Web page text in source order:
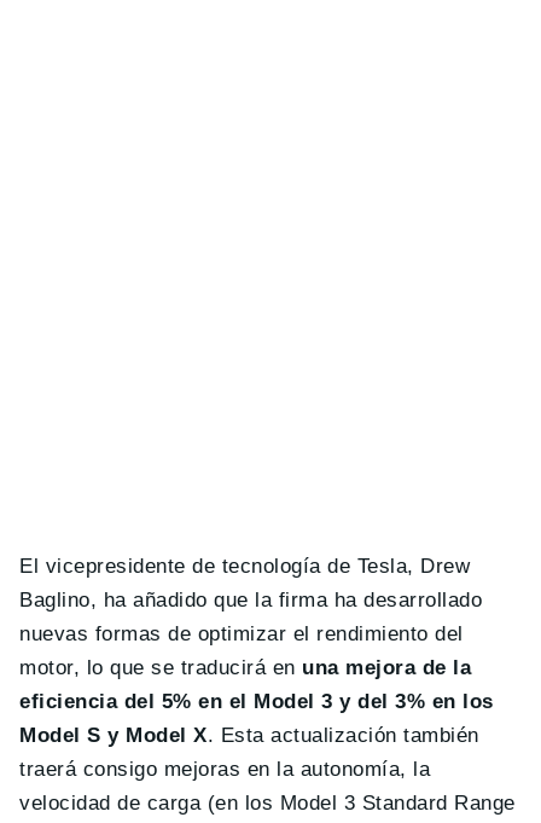
El vicepresidente de tecnología de Tesla, Drew
Baglino, ha añadido que la firma ha desarrollado
nuevas formas de optimizar el rendimiento del
motor, lo que se traducirá en una mejora de la
eficiencia del 5% en el Model 3 y del 3% en los
Model S y Model X. Esta actualización también
traerá consigo mejoras en la autonomía, la
velocidad de carga (en los Model 3 Standard Range